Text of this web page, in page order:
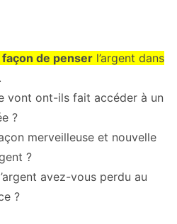
façon de penser l’argent dans
.
vont ont-ils fait accéder à un
?
merveilleuse et nouvelle
?
avez-vous perdu au
?